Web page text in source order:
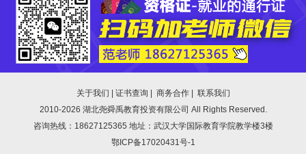
有志从事电子商务相关工作的社会人员。满足各级证书申办条件的学
员均可在“中国电子商务师网”或者在各地具有电子商务师培训资质的
培训学校报名参加考试。
考试题型
制，两项成绩皆达到60分以上者为合格。其考试形式分为理论部分
和技能部分两个方面。理论考试部分以闭卷笔试或机考的方式进行，
技能考试部分以上机操作、方案设计或答辩等方式进行。理论考试的
题型分标准化和非标准化两种，当前的发展推广方向是前者，它一般
关于我们 证书查询 商务合作| 联系我们
2010-2026 湖北尧舜禹教育投资有限公司 All Rights Reserved.
咨询热线： 18627125365 地址：武汉大学国际教育学院教学楼3楼
鄂ICP备17020431号-1